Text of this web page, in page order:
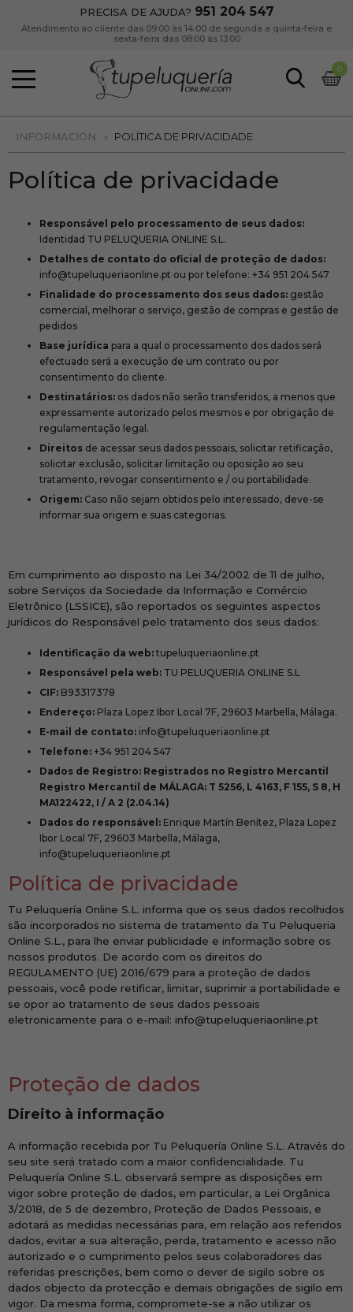
PRECISA DE AJUDA? 951 204 547
Atendimento ao cliente das 09:00 às 14:00 de segunda a quinta-feira e
sexta-feira das 08:00 às 13:00
0
INFORMACIÓN » POLÍTICA DE PRIVACIDADE
Política de privacidade
Responsável pelo processamento de seus dados:
Identidad TU PELUQUERIA ONLINE S.L.
Detalhes de contato do oficial de proteção de dados:
info@tupeluqueriaonline.pt ou por telefone: +34 951 204 547
Finalidade do processamento dos seus dados: gestão
comercial, melhorar o serviço, gestão de compras e gestão de
pedidos
Base jurídica para a qual o processamento dos dados será
efectuado será a execução de um contrato ou por
consentimento do cliente.
Destinatários: os dados não serão transferidos, a menos que
expressamente autorizado pelos mesmos e por obrigação de
regulamentação legal.
Direitos de acessar seus dados pessoais, solicitar retificação,
solicitar exclusão, solicitar limitação ou oposição ao seu
tratamento, revogar consentimento e / ou portabilidade.
Origem: Caso não sejam obtidos pelo interessado, deve-se
informar sua origem e suas categorias.
Em cumprimento ao disposto na Lei 34/2002 de 11 de julho,
sobre Serviços da Sociedade da Informação e Comércio
Eletrônico (LSSICE), são reportados os seguintes aspectos
jurídicos do Responsável pelo tratamento dos seus dados:
Identificação da web:tupeluqueriaonline.pt
Responsável pela web: TU PELUQUERIA ONLINE S.L
CIF: B93317378
Endereço: Plaza Lopez Ibor Local 7F, 29603 Marbella, Málaga.
E-mail de contato: info@tupeluqueriaonline.pt
Telefone: +34 951 204 547
Dados de Registro: Registrados no Registro Mercantil
Registro Mercantil de MÁLAGA: T 5256, L 4163, F 155, S 8, H
MA122422, I / A 2 (2.04.14)
Dados do responsável: Enrique Martín Benítez, Plaza Lopez
Ibor Local 7F, 29603 Marbella, Málaga,
info@tupeluqueriaonline.pt
Política de privacidade
Tu Peluquería Online S.L. informa que os seus dados recolhidos
são incorporados no sistema de tratamento da Tu Peluqueria
Online S.L., para lhe enviar publicidade e informação sobre os
nossos produtos. De acordo com os direitos do
REGULAMENTO (UE) 2016/679 para a proteção de dados
pessoais, você pode retificar, limitar, suprimir a portabilidade e
se opor ao tratamento de seus dados pessoais
eletronicamente para o e-mail: info@tupeluqueriaonline.pt
Proteção de dados
Direito à informação
A informação recebida por Tu Peluquería Online S.L. Através do
seu site será tratado com a maior confidencialidade. Tu
Peluquería Online S.L. observará sempre as disposições em
vigor sobre proteção de dados, em particular, a Lei Orgânica
3/2018, de 5 de dezembro, Proteção de Dados Pessoais, e
adotará as medidas necessárias para, em relação aos referidos
dados, evitar a sua alteração, perda, tratamento e acesso não
autorizado e o cumprimento pelos seus colaboradores das
referidas prescrições, bem como o dever de sigilo sobre os
dados objecto da protecção e demais obrigações de sigilo em
vigor. Da mesma forma, compromete-se a não utilizar os